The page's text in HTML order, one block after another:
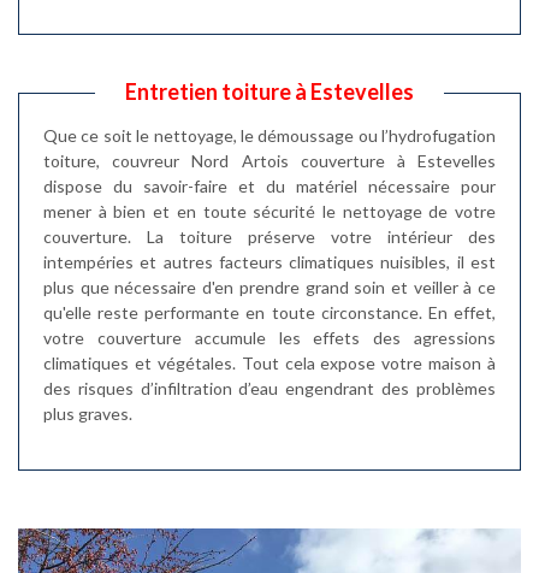
Entretien toiture à Estevelles
Que ce soit le nettoyage, le démoussage ou l’hydrofugation
toiture, couvreur Nord Artois couverture à Estevelles
dispose du savoir-faire et du matériel nécessaire pour
mener à bien et en toute sécurité le nettoyage de votre
couverture. La toiture préserve votre intérieur des
intempéries et autres facteurs climatiques nuisibles, il est
plus que nécessaire d'en prendre grand soin et veiller à ce
qu'elle reste performante en toute circonstance. En effet,
votre couverture accumule les effets des agressions
climatiques et végétales. Tout cela expose votre maison à
des risques d’infiltration d’eau engendrant des problèmes
plus graves.